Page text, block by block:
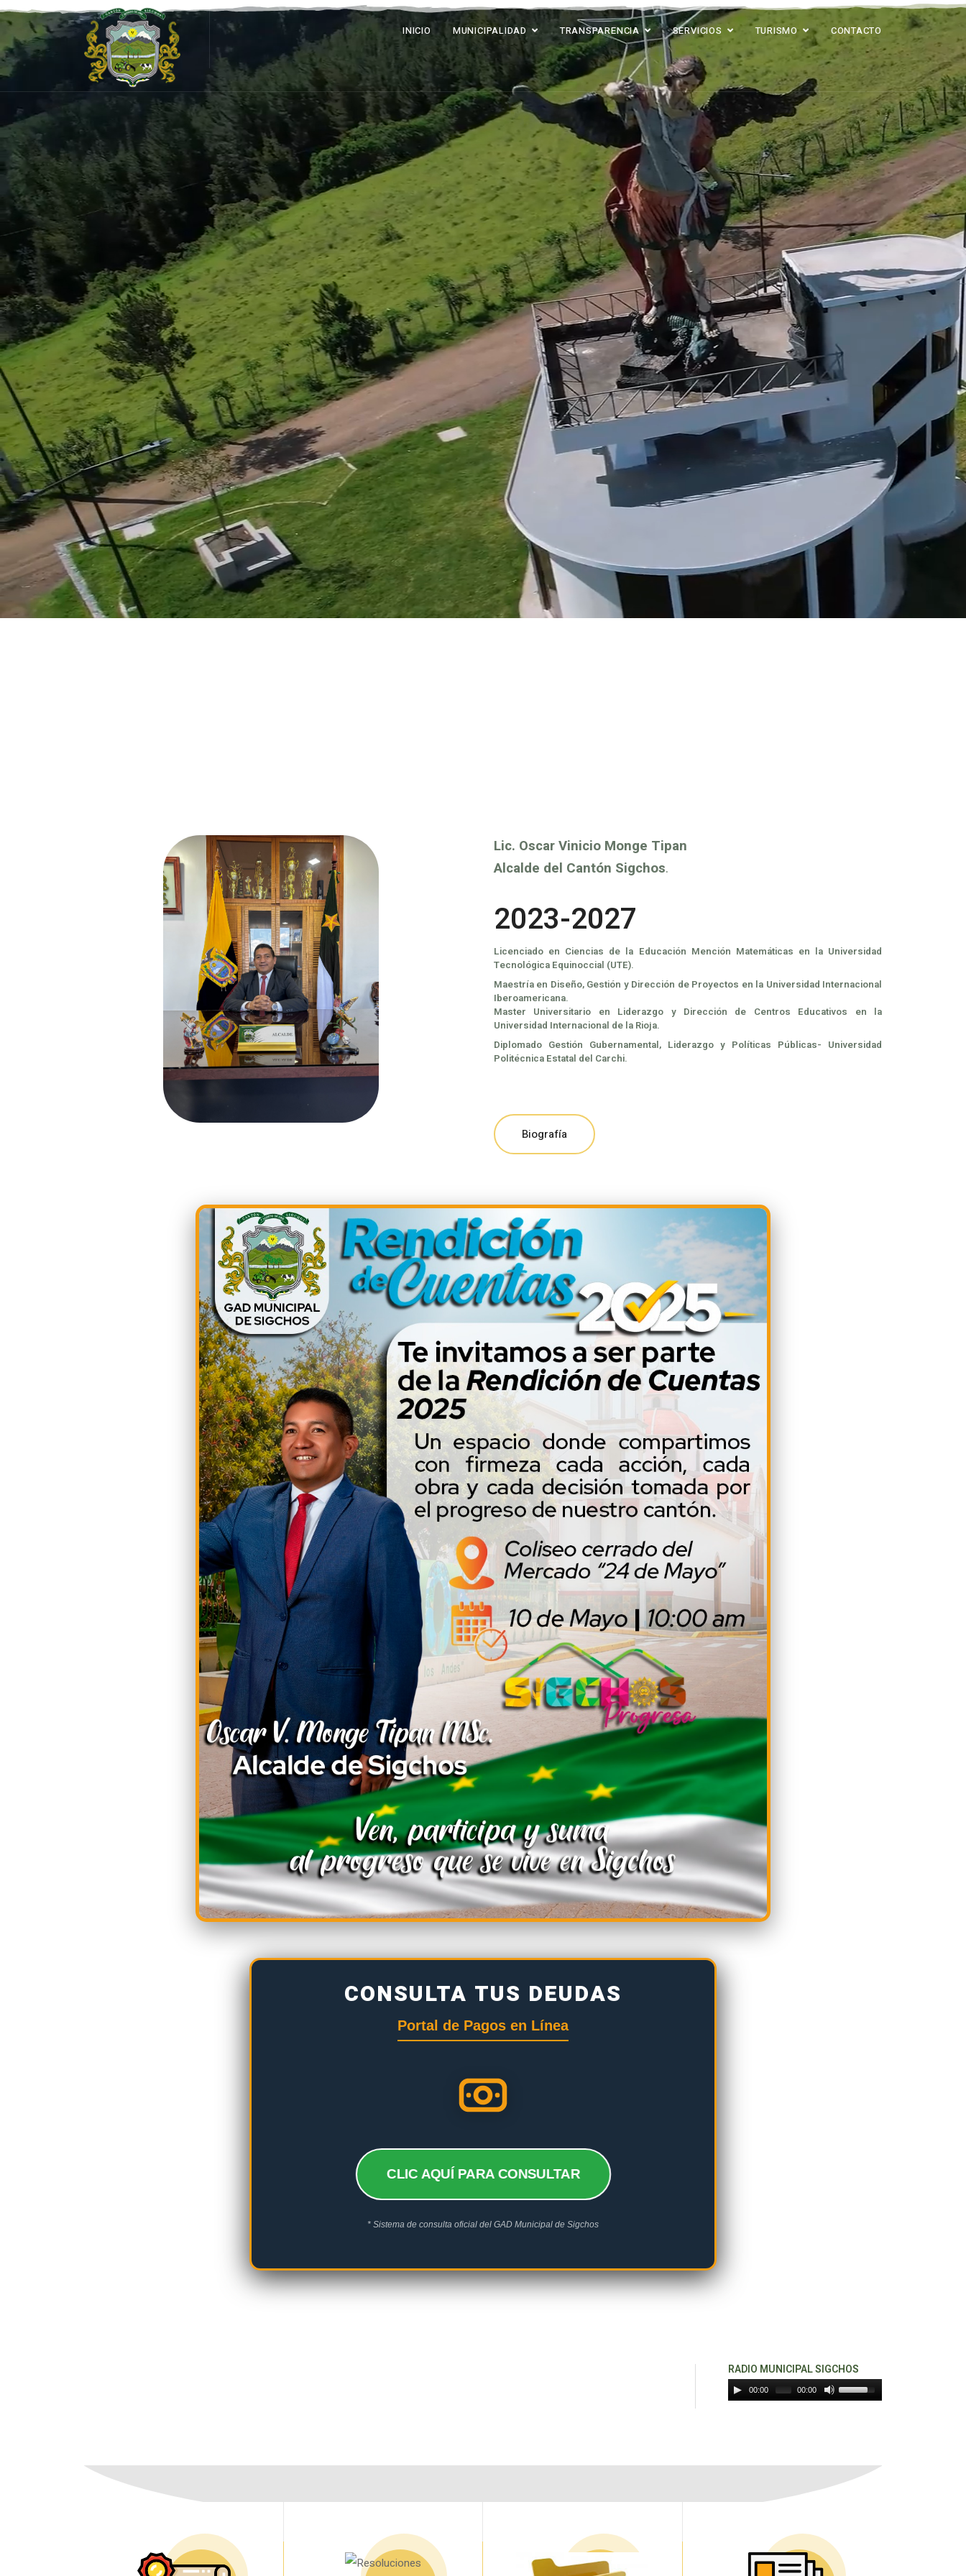
INICIO MUNICIPALIDAD TRANSPARENCIA SERVICIOS TURISMO CONTACTO
Lic. Oscar Vinicio Monge Tipan
Alcalde del Cantón Sigchos.
2023-2027
Licenciado en Ciencias de la Educación Mención Matemáticas en la Universidad
Tecnológica Equinoccial (UTE).
Maestría en Diseño, Gestión y Dirección de Proyectos en la Universidad Internacional
Iberoamericana.
Master Universitario en Liderazgo y Dirección de Centros Educativos en la
Universidad Internacional de la Rioja.
Diplomado Gestión Gubernamental, Liderazgo y Políticas Públicas- Universidad
Politécnica Estatal del Carchi.
Biografía
CONSULTA TUS DEUDAS
Portal de Pagos en Línea
CLIC AQUÍ PARA CONSULTAR
* Sistema de consulta oficial del GAD Municipal de Sigchos
RADIO MUNICIPAL SIGCHOS
00:00 00:00